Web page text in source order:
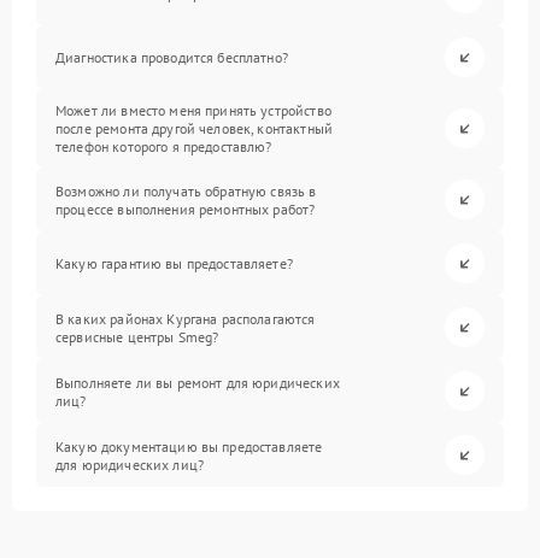
Диагностика проводится бесплатно?
Может ли вместо меня принять устройство
после ремонта другой человек, контактный
телефон которого я предоставлю?
Возможно ли получать обратную связь в
процессе выполнения ремонтных работ?
Какую гарантию вы предоставляете?
В каких районах Кургана располагаются
сервисные центры Smeg?
Выполняете ли вы ремонт для юридических
лиц?
Какую документацию вы предоставляете
для юридических лиц?